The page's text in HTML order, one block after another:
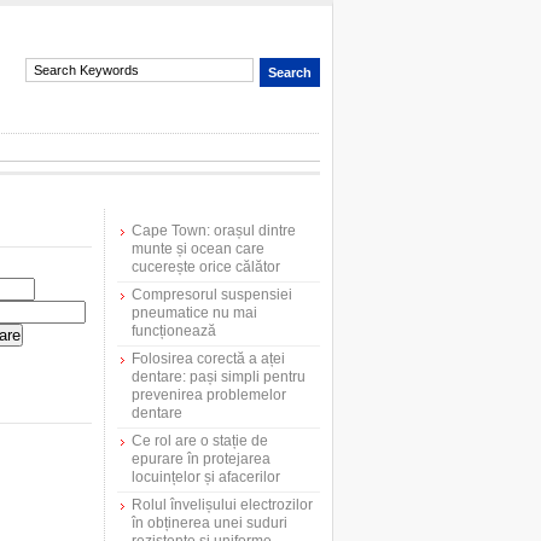
Cape Town: orașul dintre
munte și ocean care
cucerește orice călător
Compresorul suspensiei
pneumatice nu mai
funcționează
Folosirea corectă a aței
dentare: pași simpli pentru
prevenirea problemelor
dentare
Ce rol are o stație de
epurare în protejarea
locuințelor și afacerilor
Rolul învelișului electrozilor
în obținerea unei suduri